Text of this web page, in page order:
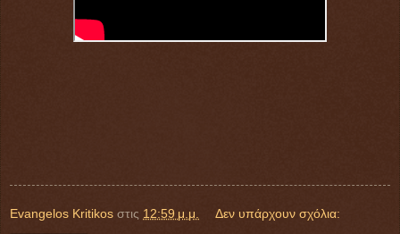
Evangelos Kritikos στις 12:59 μ.μ. Δεν υπάρχουν σχόλια: